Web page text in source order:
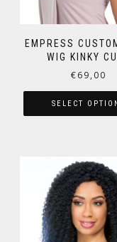
EMPRESS
WIG KINKY
€69,00
SELECT